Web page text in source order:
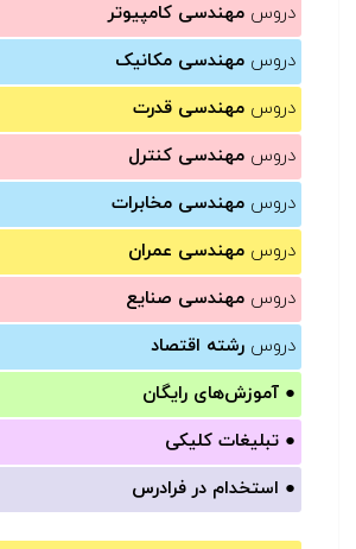
دروس مهندسی کامپیوتر
دروس مهندسی مکانیک
دروس مهندسی قدرت
دروس مهندسی کنترل
دروس مهندسی مخابرات
دروس مهندسی عمران
دروس مهندسی صنایع
دروس رشته اقتصاد
● آموزش‌های رایگان
● تبلیغات کلیکی
● استخدام در فرادرس